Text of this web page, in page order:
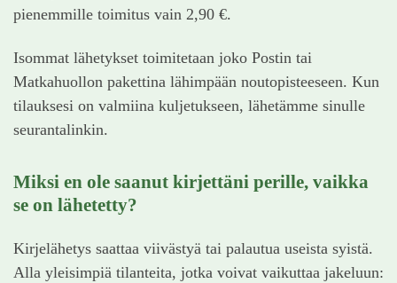
pienemmille toimitus vain 2,90 €.
Isommat lähetykset toimitetaan joko Postin tai
Matkahuollon pakettina lähimpään noutopisteeseen. Kun
tilauksesi on valmiina kuljetukseen, lähetämme sinulle
seurantalinkin.
Miksi en ole saanut kirjettäni perille, vaikka
se on lähetetty?
Kirjelähetys saattaa viivästyä tai palautua useista syistä.
Alla yleisimpiä tilanteita, jotka voivat vaikuttaa jakeluun: